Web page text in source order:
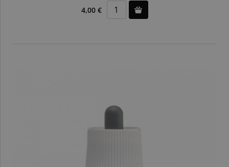
4,00 €